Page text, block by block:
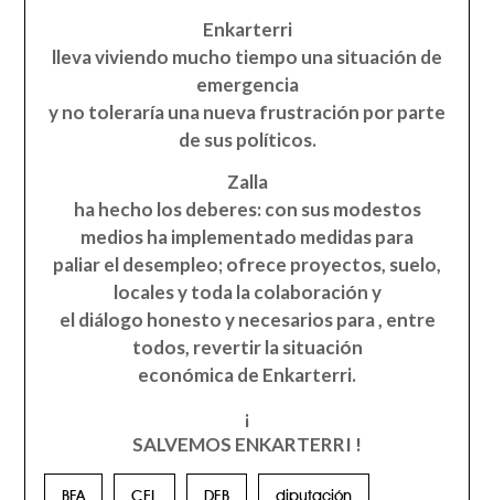
Enkarterri
lleva viviendo mucho tiempo unasituación de
emergencia
y no toleraría una nueva frustración por parte
de sus políticos.
Zalla
ha hecho los deberes: con sus modestos
medios ha implementado medidas para
paliar el desempleo; ofrece proyectos, suelo,
locales y toda la colaboración y
el diálogo honesto y necesarios para , entre
todos, revertir la situación
económica de Enkarterri.
¡
SALVEMOS ENKARTERRI !
BFA CEL DFB diputación